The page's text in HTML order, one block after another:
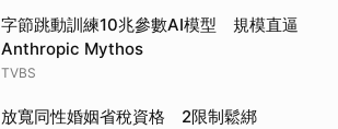
字節跳動訓練10兆參數AI模型 規模直逼
Anthropic Mythos
TVBS
放寬同性婚姻省稅資格 2限制鬆綁